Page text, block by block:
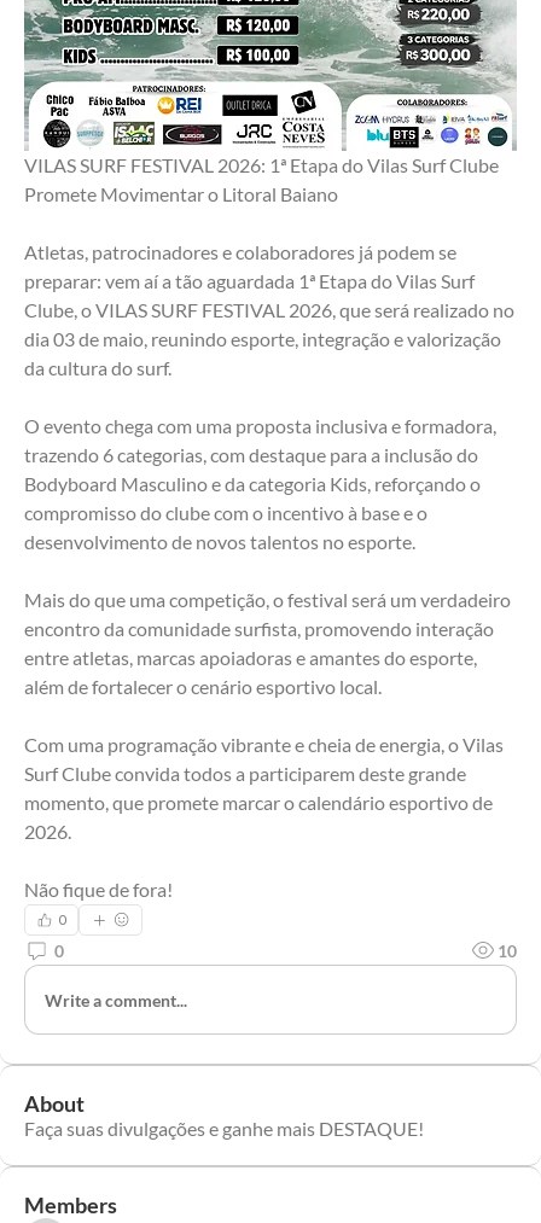
VILAS SURF FESTIVAL 2026: 1ª Etapa do Vilas Surf Clube
Promete Movimentar o Litoral Baiano
Atletas, patrocinadores e colaboradores já podem se
preparar: vem aí a tão aguardada 1ª Etapa do Vilas Surf
Clube, o VILAS SURF FESTIVAL 2026, que será realizado no
dia 03 de maio, reunindo esporte, integração e valorização
da cultura do surf.
O evento chega com uma proposta inclusiva e formadora,
trazendo 6 categorias, com destaque para a inclusão do
Bodyboard Masculino e da categoria Kids, reforçando o
compromisso do clube com o incentivo à base e o
desenvolvimento de novos talentos no esporte.
Mais do que uma competição, o festival será um verdadeiro
encontro da comunidade surfista, promovendo interação
entre atletas, marcas apoiadoras e amantes do esporte,
além de fortalecer o cenário esportivo local.
Com uma programação vibrante e cheia de energia, o Vilas
Surf Clube convida todos a participarem deste grande
momento, que promete marcar o calendário esportivo de
2026.
Não fique de fora!
0
0 10
Write a comment...
About
Faça suas divulgações e ganhe mais DESTAQUE!
Members